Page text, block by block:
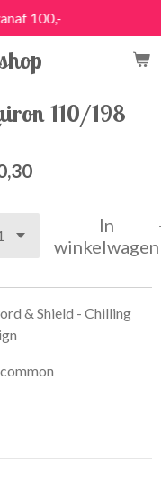
100,-
110/198
In
winkelwagen
& Shield - Chilling